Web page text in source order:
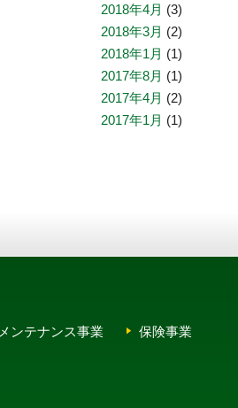
2018年4月 (3)
2018年3月 (2)
2018年1月 (1)
2017年8月 (1)
2017年4月 (2)
2017年1月 (1)
メンテナンス事業 保険事業